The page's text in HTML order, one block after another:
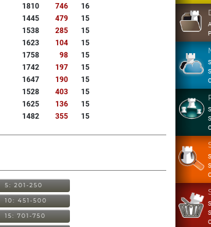
1810 746
16
1445 479
15
1538 285
15
1623 104
15
1758 98
15
1742 197
15
1647 190
15
1528 403
15
1625 136
15
1482 355 15
5: 201-250
10: 451-500
15: 701-750